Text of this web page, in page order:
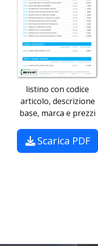
listino con codice
articolo, descrizione
base, marca e prezzi
Scarica PDF